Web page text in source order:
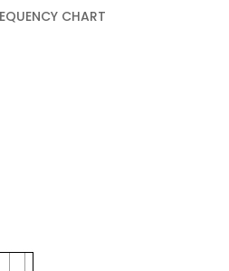
CHART